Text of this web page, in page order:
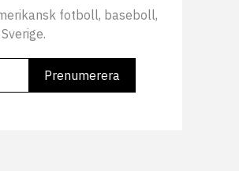
fotboll, baseboll,